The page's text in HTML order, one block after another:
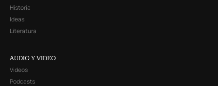
Historia
Ideas
Literatura
AUDIO Y VIDEO
Videos
Podcasts